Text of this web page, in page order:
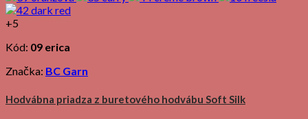
+5
Kód: 09 erica
Značka: BC Garn
Hodvábna priadza z buretového hodvábu Soft Silk